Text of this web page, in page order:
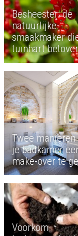
Besheester: de
natuurlijke
smaakmaker
tuinhart
Twee manieren
je badkamer
make-over te
Voorkom